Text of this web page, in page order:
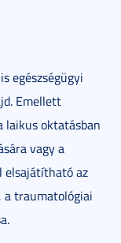
egészségügyi
Emellett
laikus oktatásban
vagy a
elsajátítható az
a traumatológiai